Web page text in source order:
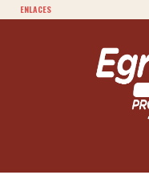
ENLACES